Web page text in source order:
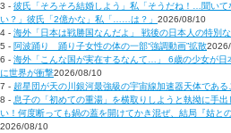
3 - 彼氏「そろそろ結婚しよう」私「そうだね！…聞い
い？」彼氏「2億かな」私「……は？」 2026/08/10
4 - 海外「日本は戦勝国なんだよ」 戦後の日本人の特別
5 - 阿波踊り 踊り子女性の体の一部“強調動画”拡散
6 - 海外「こんな国が実在するなんて…」 6歳の少女が日
に世界が衝撃2026/08/10
7 - 超星団が天の川銀河最強級の宇宙線加速器天体であ
8 - 息子の「初めての重湯」を横取りしようと執拗に手
い！何度断っても鍋の蓋を開けてかき混ぜ、結局『姑と
2026/08/10